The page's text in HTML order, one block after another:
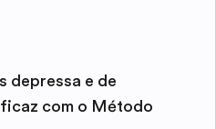
depressa e de
com o Método